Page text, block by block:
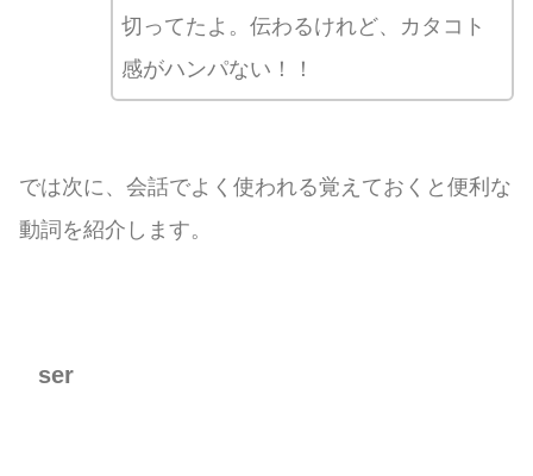
切ってたよ。伝わるけれど、カタコト
感がハンパない！！
では次に、会話でよく使われる覚えておくと便利な
動詞を紹介します。
ser